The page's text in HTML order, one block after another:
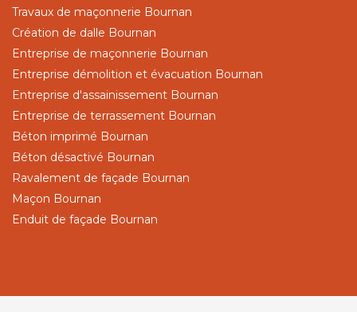
Travaux de maçonnerie Bournan
Création de dalle Bournan
Entreprise de maçonnerie Bournan
Entreprise démolition et évacuation Bournan
Entreprise d'assainissement Bournan
Entreprise de terrassement Bournan
Béton imprimé Bournan
Béton désactivé Bournan
Ravalement de façade Bournan
Maçon Bournan
Enduit de façade Bournan